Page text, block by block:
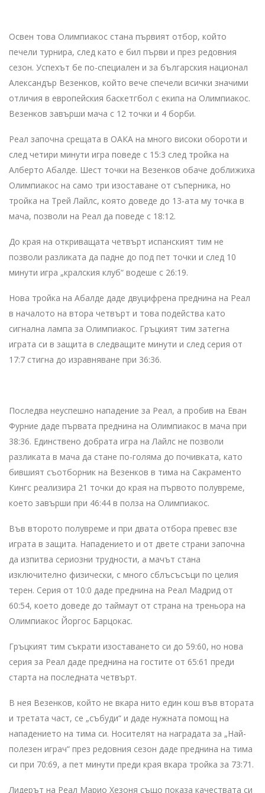
Освен това Олимпиакос стана първият отбор, който
печели турнира, след като е бил първи и през редовния
сезон. Успехът бе по-специален и за българския национал
Александър Везенков, който вече спечели всички значими
отличия в европейския баскетгбол с екипа на Олимпиакос.
Везенков завърши мача с 12 точки и 4 борби.
Реал започна срещата в ОАКА на много високи обороти и
след четири минути игра поведе с 15:3 след тройка на
Алберто Абалде. Шест точки на Везенков обаче доближиха
Олимпиакос на само три изоставане от съперника, но
тройка на Трей Лайлс, която доведе до 13-ата му точка в
мача, позволи на Реал да поведе с 18:12.
До края на откриващата четвърт испанският тим не
позволи разликата да падне до под пет точки и след 10
минути игра „кралския клуб“ водеше с 26:19.
Нова тройка на Абалде даде двуцифрена преднина на Реал
в началото на втора четвърт и това подейства като
сигнална лампа за Олимпиакос. Гръцкият тим затегна
играта си в защита в следващите минути и след серия от
17:7 стигна до изравняване при 36:36.
Последва неуспешно нападение за Реал, а пробив на Еван
Фурние даде първата преднина на Олимпиакос в мача при
38:36. Единствено добрата игра на Лайлс не позволи
разликата в мача да стане по-голяма до почивката, като
бившият съотборник на Везенков в тима на Сакраменто
Кингс реализира 21 точки до края на първото полувреме,
което завърши при 46:44 в полза на Олимпиакос.
Във второто полувреме и при двата отбора превес взе
играта в защита. Нападението и от двете страни започна
да изпитва сериозни трудности, а мачът стана
изключително физически, с много сблъсъсъци по целия
терен. Серия от 10:0 даде преднина на Реал Мадрид от
60:54, което доведе до таймаут от страна на треньора на
Олимпиакос Йоргос Барцокас.
Гръцкият тим съкрати изоставането си до 59:60, но нова
серия за Реал даде преднина на гостите от 65:61 преди
старта на последната четвърт.
В нея Везенков, който не вкара нито един кош във втората
и третата част, се „събуди“ и даде нужната помощ на
нападението на тима си. Носителят на наградата за „Най-
полезен играч“ през редовния сезон даде преднина на тима
си при 70:69, а пет минути преди края вкара тройка за 73:71.
Лидерът на Реал Марио Хезоня също показа качествата си